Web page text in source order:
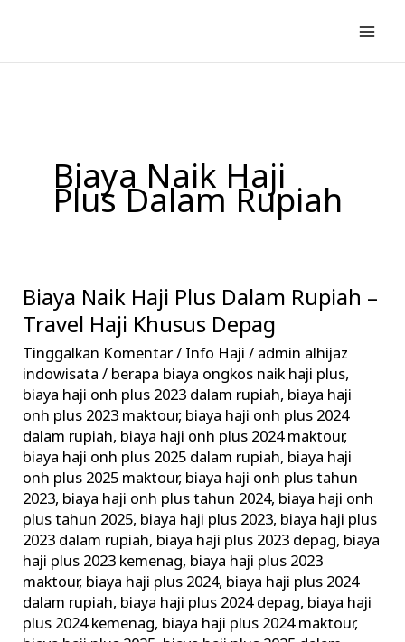
konten
Biaya Naik Haji
Plus Dalam Rupiah
Biaya Naik Haji Plus Dalam Rupiah –
Travel Haji Khusus Depag
Tinggalkan Komentar/ Info Haji / admin alhijaz
indowisata/ berapa biaya ongkos naik haji plus,
biaya haji onh plus 2023 dalam rupiah, biaya haji
onh plus 2023 maktour, biaya haji onh plus 2024
dalam rupiah, biaya haji onh plus 2024 maktour,
biaya haji onh plus 2025 dalam rupiah, biaya haji
onh plus 2025 maktour, biaya haji onh plus tahun
2023, biaya haji onh plus tahun 2024, biaya haji onh
plus tahun 2025, biaya haji plus 2023, biaya haji plus
2023 dalam rupiah, biaya haji plus 2023 depag, biaya
haji plus 2023 kemenag, biaya haji plus 2023
maktour, biaya haji plus 2024, biaya haji plus 2024
dalam rupiah, biaya haji plus 2024 depag, biaya haji
plus 2024 kemenag, biaya haji plus 2024 maktour,
Biaya
Naik
Haji
Plus
Dalam
Rupiah
–
Travel
Haji
Khusus
Depag